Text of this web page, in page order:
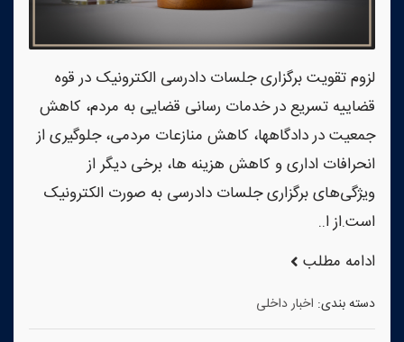
لزوم تقویت برگزاری جلسات دادرسی الکترونیک در قوه
قضاییه تسریع در خدمات رسانی قضایی به مردم، کاهش
جمعیت در دادگاهها، کاهش منازعات مردمی، جلوگیری از
انحرافات اداری و کاهش هزینه ها، برخی دیگر از
ویژگی‌های برگزاری جلسات دادرسی به صورت الکترونیک
است.از ا..
ادامه مطلب
دسته بندی: اخبار داخلی